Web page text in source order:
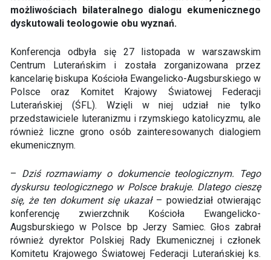
możliwościach bilateralnego dialogu ekumenicznego
dyskutowali teologowie obu wyznań.
Konferencja odbyła się 27 listopada w warszawskim
Centrum Luterańskim i została zorganizowana przez
kancelarię biskupa Kościoła Ewangelicko-Augsburskiego w
Polsce oraz Komitet Krajowy Światowej Federacji
Luterańskiej (ŚFL). Wzięli w niej udział nie tylko
przedstawiciele luteranizmu i rzymskiego katolicyzmu, ale
również liczne grono osób zainteresowanych dialogiem
ekumenicznym.
– Dziś rozmawiamy o dokumencie teologicznym. Tego
dyskursu teologicznego w Polsce brakuje. Dlatego cieszę
się, że ten dokument się ukazał– powiedział otwierając
konferencję zwierzchnik Kościoła Ewangelicko-
Augsburskiego w Polsce bp Jerzy Samiec. Głos zabrał
również dyrektor Polskiej Rady Ekumenicznej i członek
Komitetu Krajowego Światowej Federacji Luterańskiej ks.